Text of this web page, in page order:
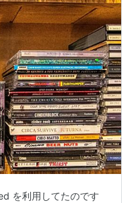
を利用してたのです